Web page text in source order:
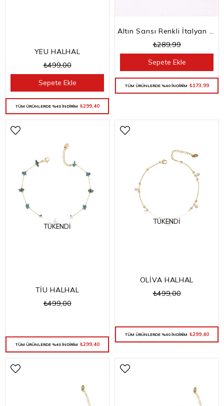
YEU HALHAL
₺499,00
Sepete Ekle
TÜM ÜRÜNLERDE %40 İNDİRİM ₺299,40
Altın Sarısı Renkli İtalyan Zincir Halhal
₺289,99
Sepete Ekle
TÜM ÜRÜNLERDE %40 İNDİRİM ₺173,99
TÜKENDI
TİU HALHAL
₺499,00
TÜM ÜRÜNLERDE %40 İNDİRİM ₺299,40
TÜKENDI
OLİVA HALHAL
₺499,00
TÜM ÜRÜNLERDE %40 İNDİRİM ₺299,40